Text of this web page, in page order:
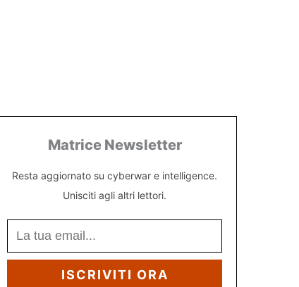
Matrice Newsletter
Resta aggiornato su cyberwar e intelligence.
Unisciti agli altri lettori.
ISCRIVITI ORA